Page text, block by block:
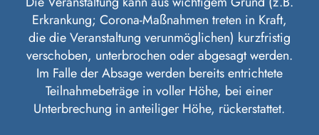
Erkrankung; Corona-Maßnahmen treten in Kraft,
die die Veranstaltung verunmöglichen) kurzfristig
verschoben, unterbrochen oder abgesagt werden.
Im Falle der Absage werden bereits entrichtete
Teilnahmebeträge in voller Höhe, bei einer
Unterbrechung in anteiliger Höhe, rückerstattet.